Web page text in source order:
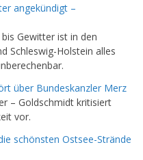
angekündigt –
Gewitter ist in den
Schleswig-Holstein alles
über Bundeskanzler Merz
– Goldschmidt kritisiert
vor.
schönsten Ostsee-Strände